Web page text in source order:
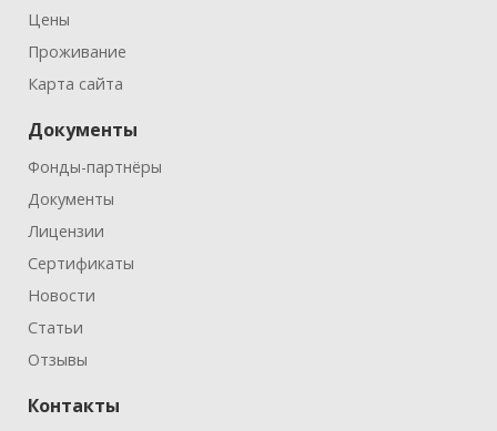
Цены
Проживание
Карта сайта
Документы
Фонды-партнёры
Документы
Лицензии
Сертификаты
Новости
Статьи
Отзывы
Контакты